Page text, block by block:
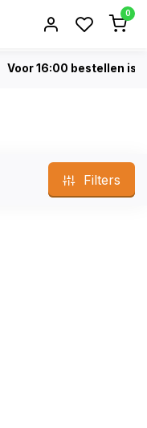
0
Voor 16:00 bestellen is
Filters